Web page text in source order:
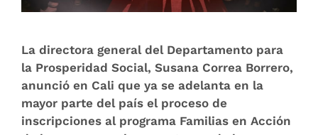
La directora general del Departamento para
la Prosperidad Social, Susana Correa Borrero,
anunció en Cali que ya se adelanta en la
mayor parte del país el proceso de
inscripciones al programa Familias en Acción